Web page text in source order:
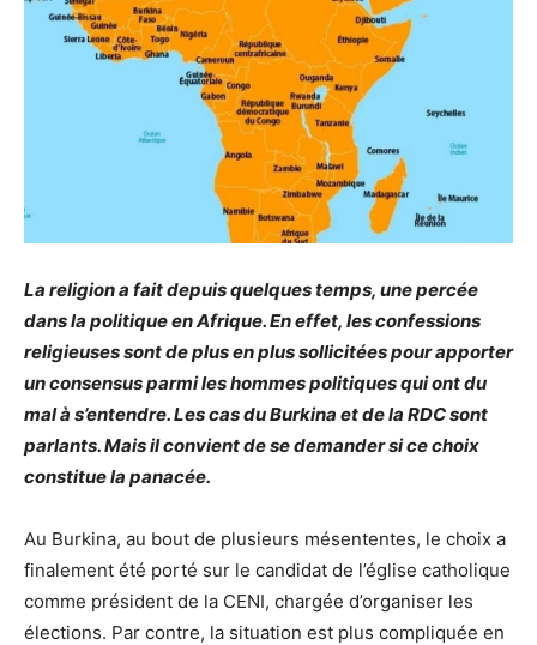
La religion a fait depuis quelques temps, une percée
dans la politique en Afrique. En effet, les confessions
religieuses sont de plus en plus sollicitées pour apporter
un consensus parmi les hommes politiques qui ont du
mal à s’entendre. Les cas du Burkina et de la RDC sont
parlants. Mais il convient de se demander si ce choix
constitue la panacée.
Au Burkina, au bout de plusieurs mésententes, le choix a
finalement été porté sur le candidat de l’église catholique
comme président de la CENI, chargée d’organiser les
élections. Par contre, la situation est plus compliquée en